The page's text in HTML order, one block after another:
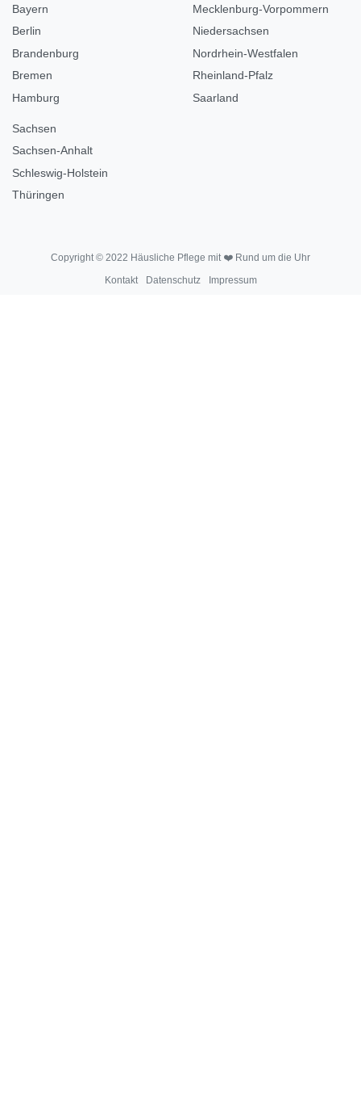
Bayern
Berlin
Brandenburg
Bremen
Hamburg
Mecklenburg-Vorpommern
Niedersachsen
Nordrhein-Westfalen
Rheinland-Pfalz
Saarland
Sachsen
Sachsen-Anhalt
Schleswig-Holstein
Thüringen
Copyright © 2022 Häusliche Pflege mit ❤️ Rund um die Uhr
Kontakt
Datenschutz Impressum